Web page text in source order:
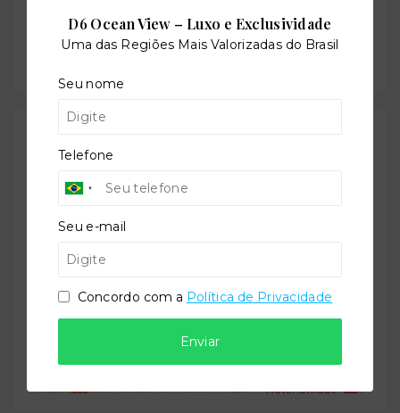
Usado
Localização
Rua Itacema, 313 - Itaim Bibi - São Paulo/SP-
04530-051
+
D6 Ocean View – Luxo e Exclusividade
Uma das Regiões Mais Valorizadas do Brasil
Seu nome
Telefone
Seu e-mail
Concordo com a Política de Privacidade
Enviar